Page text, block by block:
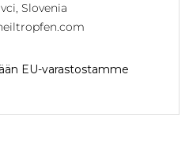
Slovenia
EU-varastostamme